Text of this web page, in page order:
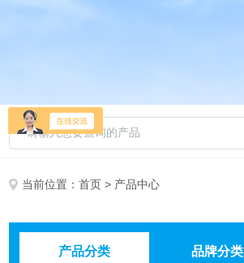
当前位置：首页 > 产品中心
产品分类 品牌分类